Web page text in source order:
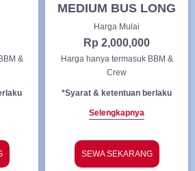
&
MEDIUM BUS LONG
Harga Mulai
Rp 2,000,000
Harga hanya termasuk BBM &
Crew
*Syarat & ketentuan berlaku
Selengkapnya
SEWA SEKARANG